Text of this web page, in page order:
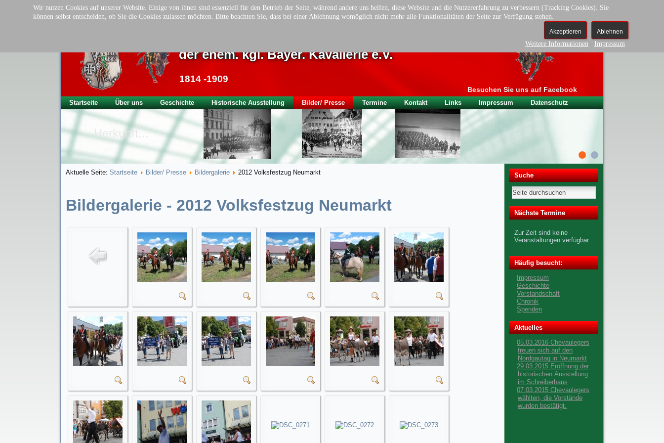
der ehem. kgl. Bayer. Kavallerie e.V.
1814 -1909
Besuchen Sie uns auf Facebook
Startseite Über uns Geschichte Historische Ausstellung Bilder/ Presse Termine Kontakt Links Impressum Datenschutz
Herkunft...
Aktuelle Seite: Startseite Bilder/ Presse Bildergalerie 2012 Volksfestzug Neumarkt
Bildergalerie - 2012 Volksfestzug Neumarkt
Suche
Nächste Termine
Zur Zeit sind keine
Veranstaltungen verfügbar
Häufig besucht:
Impressum
Geschichte
Vorstandschaft
Chronik
Spenden
Aktuelles
05.03.2016 Chevaulegers
freuen sich auf den
Nordgautag in Neumarkt
29.03.2015 Eröffnung der
historischen Ausstellung
im Schreiberhaus
07.03.2015 Chevaulegers
wählten, die Vorstände
wurden bestätigt.
Wir nutzen Cookies auf unserer Website. Einige von ihnen sind essenziell für den Betrieb der Seite, während andere uns helfen, diese Website und die Nutzererfahrung zu verbessern (Tracking Cookies). Sie
können selbst entscheiden, ob Sie die Cookies zulassen möchten. Bitte beachten Sie, dass bei einer Ablehnung womöglich nicht mehr alle Funktionalitäten der Seite zur Verfügung stehen.
Akzeptieren Ablehnen
Weitere Informationen Impressum